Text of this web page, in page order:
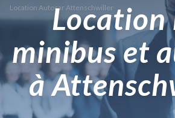
Location Autocar Attenschwiller
Location
minibus et
à